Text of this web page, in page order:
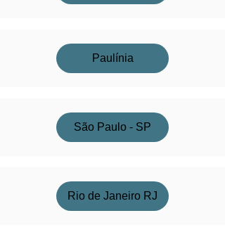
Paulínia
São Paulo - SP
Rio de Janeiro RJ